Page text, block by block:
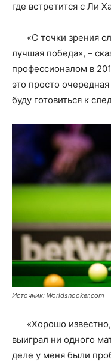
где встретится с Ли
«С точки зрения
лучшая победа», –
профессионалом в
это просто
буду готовиться к
Источник: Worldsnooker.com
«Хорошо
выиграл ни одного
деле у меня были